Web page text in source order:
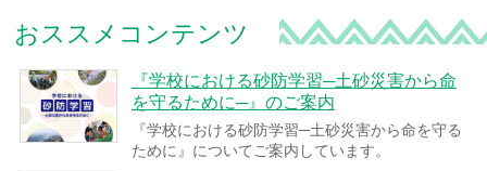
おススメコンテンツ
『学校における砂防学習─土砂災害から命
を守るために─』のご案内
『学校における砂防学習─土砂災害から命を守る
ために』についてご案内しています。